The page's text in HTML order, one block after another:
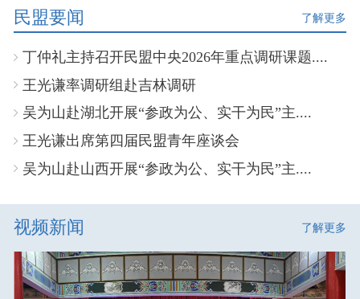
民盟要闻 了解更多
丁仲礼主持召开民盟中央2026年重点调研课题....
王光谦率调研组赴吉林调研
吴为山赴湖北开展“参政为公、实干为民”主....
王光谦出席第四届民盟青年座谈会
吴为山赴山西开展“参政为公、实干为民”主....
视频新闻 了解更多